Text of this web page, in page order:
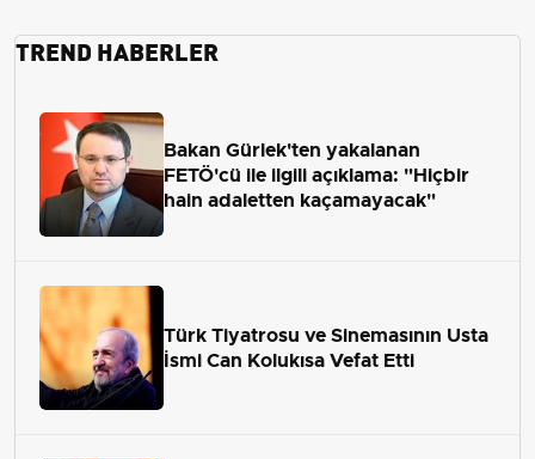
TREND HABERLER
Bakan Gürlek'ten yakalanan
FETÖ'cü ile ilgili açıklama: "Hiçbir
hain adaletten kaçamayacak"
Türk Tiyatrosu ve Sinemasının Usta
İsmi Can Kolukısa Vefat Etti